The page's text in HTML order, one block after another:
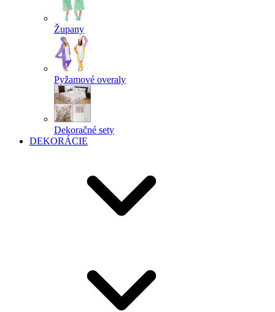
Župany
Pyžamové overaly
Dekoračné sety
DEKORÁCIE